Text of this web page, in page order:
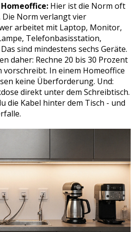
Hier ist die Norm oft
Die Norm verlangt vier
arbeitet mit Laptop, Monitor,
Telefonbasisstation,
sind mindestens sechs Geräte.
daher: Rechne 20 bis 30 Prozent
vorschreibt. In einem Homeoffice
keine Überforderung. Und:
direkt unter dem Schreibtisch.
die Kabel hinter dem Tisch - und